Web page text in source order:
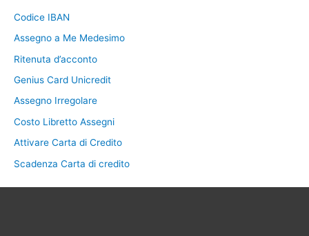
Codice IBAN
Assegno a Me Medesimo
Ritenuta d’acconto
Genius Card Unicredit
Assegno Irregolare
Costo Libretto Assegni
Attivare Carta di Credito
Scadenza Carta di credito